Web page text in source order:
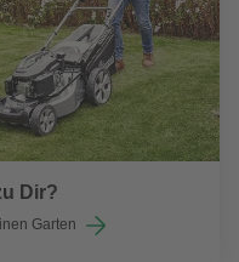
Dir?
Garten